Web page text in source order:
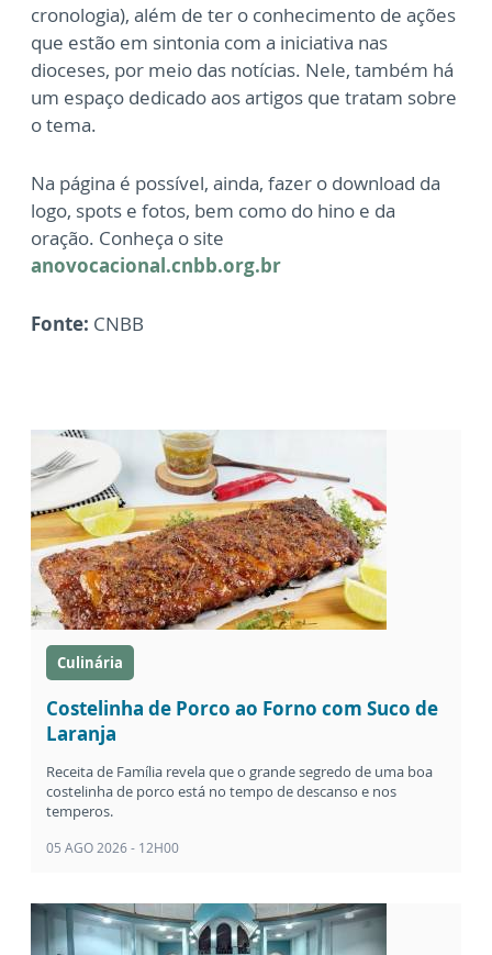
cronologia), além de ter o conhecimento de ações
que estão em sintonia com a iniciativa nas
dioceses, por meio das notícias. Nele, também há
um espaço dedicado aos artigos que tratam sobre
o tema.
Na página é possível, ainda, fazer o download da
logo, spots e fotos, bem como do hino e da
oração. Conheça o site
anovocacional.cnbb.org.br
Fonte: CNBB
Culinária
Costelinha de Porco ao Forno com Suco de
Laranja
Receita de Família revela que o grande segredo de uma boa
costelinha de porco está no tempo de descanso e nos
temperos.
05 AGO 2026 - 12H00